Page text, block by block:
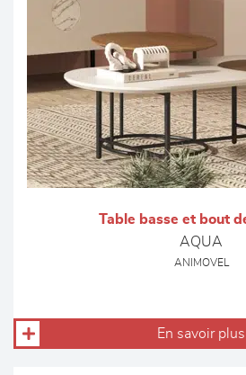
Table basse et bout
AQUA
ANIMOVEL
En savoir plus